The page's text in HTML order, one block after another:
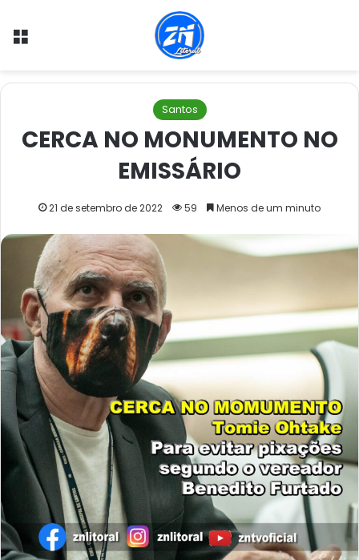
Menu
Santos
CERCA NO MONUMENTO NO
EMISSÁRIO
21 de setembro de 2022 59 Menos de um minuto